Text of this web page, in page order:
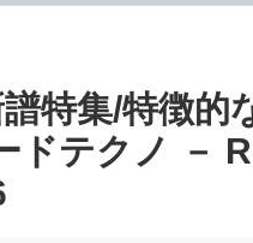
特集/特徴的
ドテクノ －